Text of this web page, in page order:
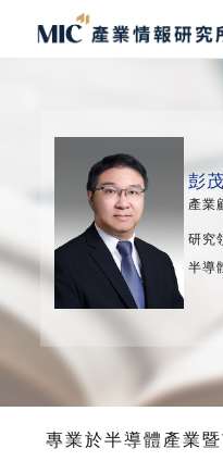
彭
產業
研究
半導
專業於半導體產業